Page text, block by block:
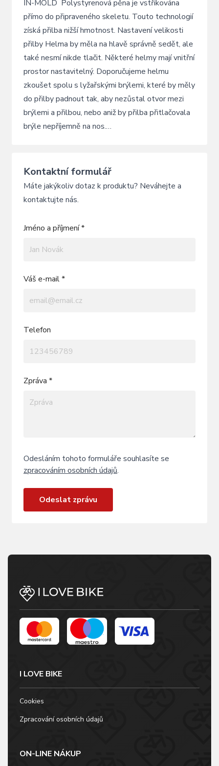
IN-MOLD Polystyrenová pěna je vstřikována
přímo do připraveného skeletu. Touto technologií
získá přilba nižší hmotnost. Nastavení velikosti
přilby Helma by měla na hlavě správně sedět, ale
také nesmí nikde tlačit. Některé helmy mají vnitřní
prostor nastavitelný. Doporučujeme helmu
zkoušet spolu s lyžařskými brýlemi, které by měly
do přilby padnout tak, aby nezůstal otvor mezi
brýlemi a přilbou, nebo aniž by přilba přitlačovala
brýle nepříjemně na nos.…
Kontaktní formulář
Máte jakýkoliv dotaz k produktu? Neváhejte a
kontaktujte nás.
Jméno a příjmení *
Váš e-mail *
Telefon
Zpráva *
Odesláním tohoto formuláře souhlasíte se
zpracováním osobních údajů.
Odeslat zprávu
I LOVE BIKE
Cookies
Zpracování osobních údajů
ON-LINE NÁKUP